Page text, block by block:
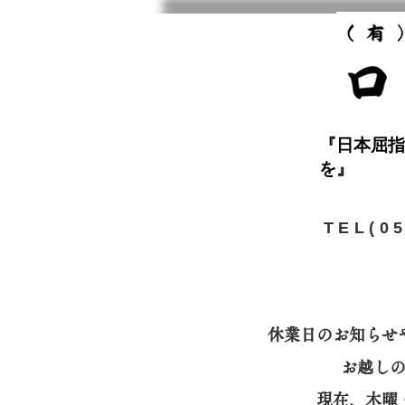
『日本屈
を』
休業日のお知らせ
お越し
現在、木曜